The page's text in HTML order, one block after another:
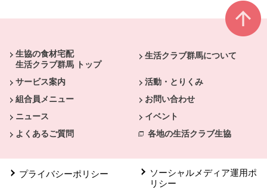
生協の食材宅配
生活クラブ群馬 トップ
生活クラブ群馬について
サービス案内
活動・とりくみ
組合員メニュー
お問い合わせ
ニュース
イベント
よくあるご質問
各地の生活クラブ生協
プライバシーポリシー
ソーシャルメディア運用ポ
リシー